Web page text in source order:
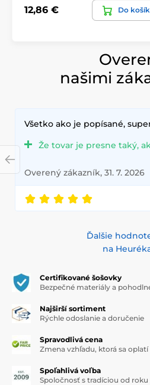
12,86 € Do
našimi
Všetko ako je popísané,
Že tovar je presne taký,
Overený zákazník, 31. 7. 2026
Ďalšie
na
Certifikované šošovky
Bezpečné materiály a
Najširší sortiment
Rýchle odoslanie a doručenie
Spravodlivá cena
Zmena vzhľadu, ktorá sa oplatí
Spoľahlivá voľba
Spoločnosť s tradíciou od roku